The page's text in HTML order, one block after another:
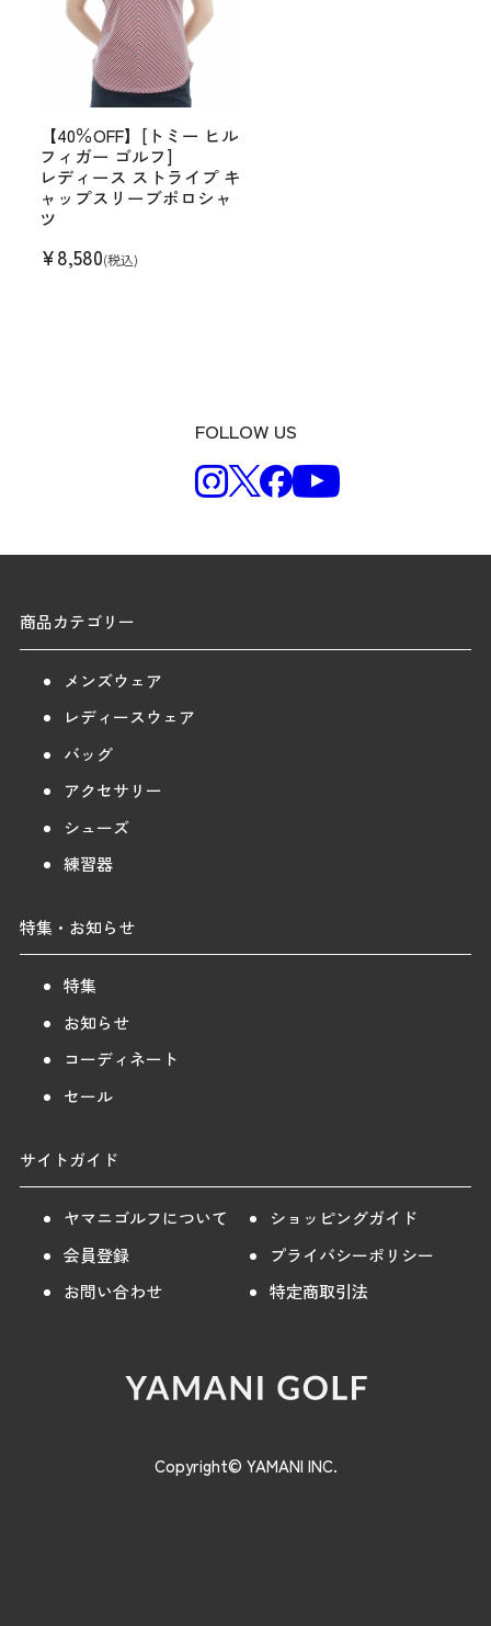
【40％OFF】[トミー ヒル
フィガー ゴルフ]
レディース ストライプ キ
ャップスリーブポロシャ
ツ
¥8,580(税込)
FOLLOW US
商品カテゴリー
メンズウェア
レディースウェア
バッグ
アクセサリー
シューズ
練習器
特集・お知らせ
特集
お知らせ
コーディネート
セール
サイトガイド
ヤマニゴルフについて
ショッピングガイド
会員登録
プライバシーポリシー
お問い合わせ
特定商取引法
Copyright© YAMANI INC.